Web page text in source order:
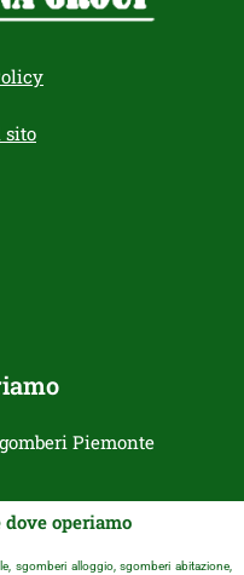
sito
Piemonte
operiamo
sgomberi alloggio, sgomberi abitazione,